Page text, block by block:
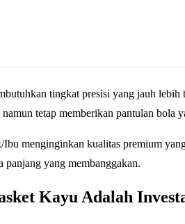
tingkat presisi yang jauh lebih
tetap memberikan pantulan bola
menginginkan kualitas premium
yang membanggakan.
Kayu Adalah